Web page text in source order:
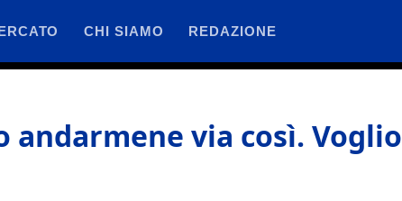
CHI SIAMO REDAZIONE
andarmene via così. Voglio